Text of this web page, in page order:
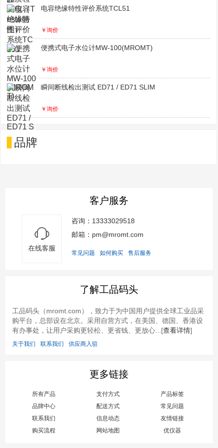
电容绝缘特性评价系统TCL51
￥询价
便携式电子水位计MW-100(MROMT)
￥询价
瞬间断线检出测试 ED71 / ED71 SLIM
￥询价
品牌
客户服务
在线客服
咨询：13333029518
邮箱：pm@mromt.com
常见问题 如何购买 售后服务
了解工品码头
工品码头（mromt.com），致力于为中国用户提供全球工业品采
购平台，总部设在北京。采用自营方式，在美国、德国、香港设
有办事处，让用户采购更轻松、更省钱、更放心...[查看详情]
关于我们 联系我们 供应商入驻
更多链接
所有产品 支付方式
产品标签
品牌中心
配送方式
常见问题
联系我们
信息动态
友情链接
购买流程
网站地图 优仪器